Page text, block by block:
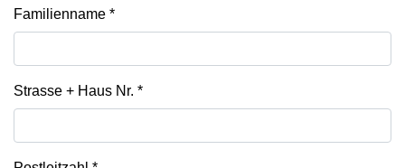
Familienname *
Strasse + Haus Nr. *